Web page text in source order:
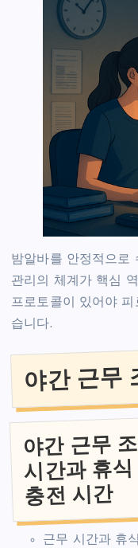
밤알바를 안정적으로
관리의 체계가 핵심
프로토콜이 있어야
습니다.
야간 근무
야간 근무
시간과 휴
충전 시간
근무 시간과 휴